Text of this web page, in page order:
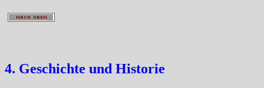
4. Geschichte und Historie